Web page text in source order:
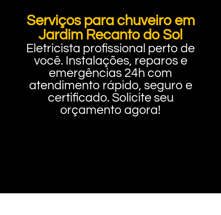
Serviços para chuveiro em
Jardim Recanto do Sol
Eletricista profissional perto de
você. Instalações, reparos e
emergências 24h com
atendimento rápido, seguro e
certificado. Solicite seu
orçamento agora!